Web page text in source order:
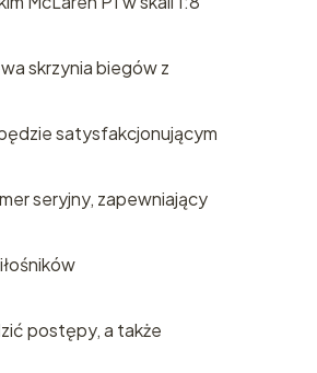
skrzynia biegów z
satysfakcjonującym
seryjny, zapewniający
postępy, a także